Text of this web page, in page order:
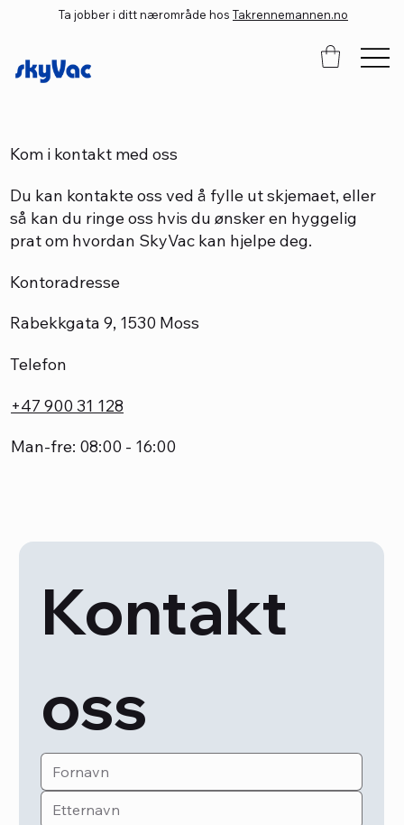
Ta jobber i ditt nærområde hos Takrennemannen.no
Kom i kontakt med oss
Du kan kontakte oss ved å fylle ut skjemaet, eller
så kan du ringe oss hvis du ønsker en hyggelig
prat om hvordan SkyVac kan hjelpe deg.
Kontoradresse
Rabekkgata 9, 1530 Moss
Telefon
+47 900 31 128
Man-fre: 08:00 - 16:00
Kontakt
oss